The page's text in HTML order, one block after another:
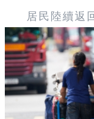
居民陸續返